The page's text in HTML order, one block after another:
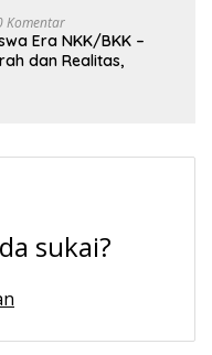
Komentar
Era NKK/BKK –
dan Realitas,
sukai?